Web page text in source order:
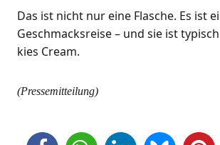
Das ist nicht nur eine Fla­sche. Es ist
Geschmacks­rei­se – und sie ist
kies Cream.
(Pres­se­mit­tei­lung)